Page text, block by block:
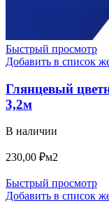
Быстрый просмотр
Добавить в список
Глянцевый
3,2м
В наличии
230,00 ₽м2
Быстрый просмотр
Добавить в список